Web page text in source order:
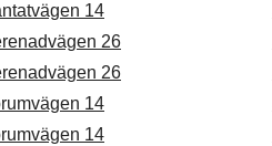
14
26
26
14
14